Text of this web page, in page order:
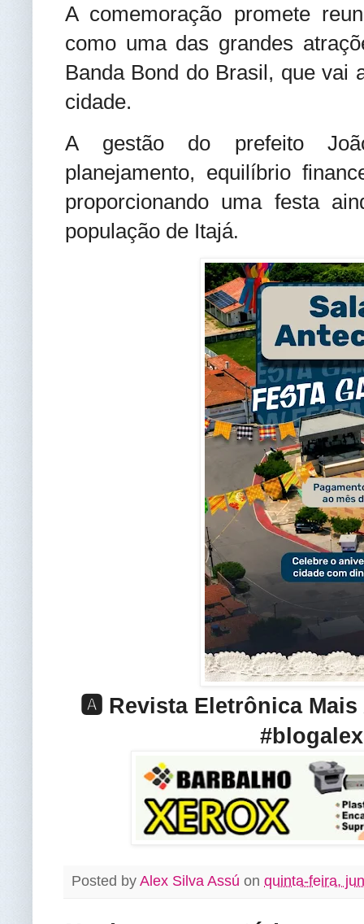
A comemoração promete
como uma das grandes
Banda Bond do Brasil, que vai
cidade.
A gestão do prefeito
planejamento, equilíbrio
proporcionando uma festa
população de Itajá.
🅰️ Revista Eletrônica
Posted by Alex Silva Assú on quinta-feira,